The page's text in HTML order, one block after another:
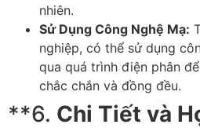
nhiên.
Sử Dụng Công Nghệ Mạ:
nghiệp, có thể sử dụng
qua quá trình điện phân
chắc chắn và đồng đều.
**6. Chi Tiết và